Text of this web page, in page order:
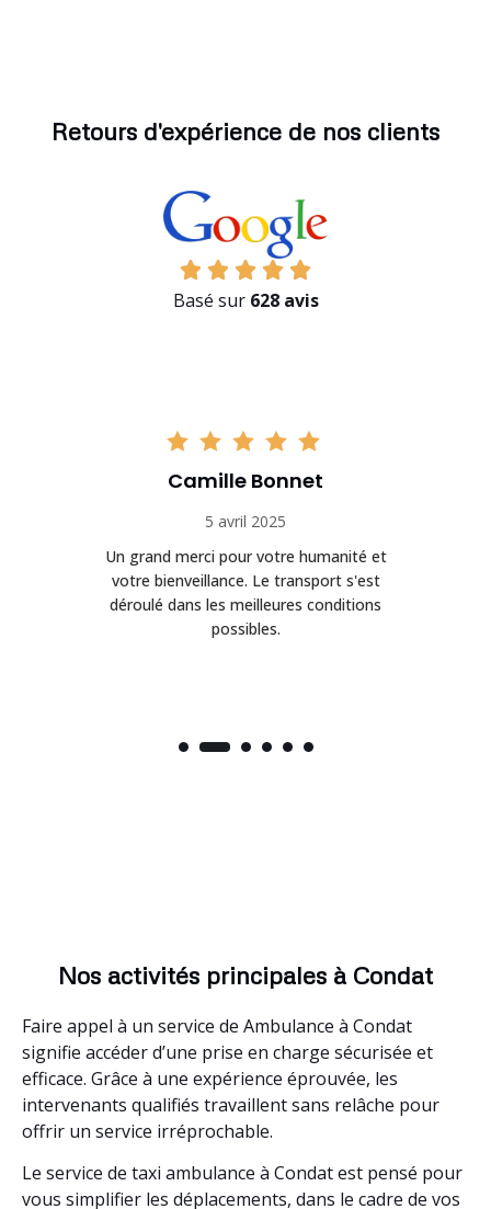
Retours d'expérience de nos clients
Basé sur 628 avis
Camille Bonnet
5 avril 2025
Un grand merci pour votre humanité et
votre bienveillance. Le transport s'est
déroulé dans les meilleures conditions
possibles.
Nos activités principales à Condat
Faire appel à un service de Ambulance à Condat
signifie accéder d’une prise en charge sécurisée et
efficace. Grâce à une expérience éprouvée, les
intervenants qualifiés travaillent sans relâche pour
offrir un service irréprochable.
Le service de taxi ambulance à Condat est pensé pour
vous simplifier les déplacements, dans le cadre de vos